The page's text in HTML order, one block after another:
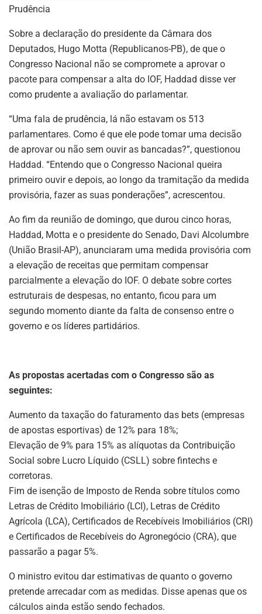
Prudência
Sobre a declaração do presidente da Câmara dos
Deputados, Hugo Motta (Republicanos-PB), de que o
Congresso Nacional não se compromete a aprovar o
pacote para compensar a alta do IOF, Haddad disse ver
como prudente a avaliação do parlamentar.
“Uma fala de prudência, lá não estavam os 513
parlamentares. Como é que ele pode tomar uma decisão
de aprovar ou não sem ouvir as bancadas?”, questionou
Haddad. “Entendo que o Congresso Nacional queira
primeiro ouvir e depois, ao longo da tramitação da medida
provisória, fazer as suas ponderações”, acrescentou.
Ao fim da reunião de domingo, que durou cinco horas,
Haddad, Motta e o presidente do Senado, Davi Alcolumbre
(União Brasil-AP), anunciaram uma medida provisória com
a elevação de receitas que permitam compensar
parcialmente a elevação do IOF. O debate sobre cortes
estruturais de despesas, no entanto, ficou para um
segundo momento diante da falta de consenso entre o
governo e os líderes partidários.
As propostas acertadas com o Congresso são as
seguintes:
Aumento da taxação do faturamento das bets (empresas
de apostas esportivas) de 12% para 18%;
Elevação de 9% para 15% as alíquotas da Contribuição
Social sobre Lucro Líquido (CSLL) sobre fintechs e
corretoras.
Fim de isenção de Imposto de Renda sobre títulos como
Letras de Crédito Imobiliário (LCI), Letras de Crédito
Agrícola (LCA), Certificados de Recebíveis Imobiliários (CRI)
e Certificados de Recebíveis do Agronegócio (CRA), que
passarão a pagar 5%.
O ministro evitou dar estimativas de quanto o governo
pretende arrecadar com as medidas. Disse apenas que os
cálculos ainda estão sendo fechados.